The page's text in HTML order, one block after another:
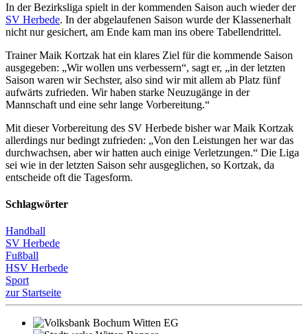
In der Bezirksliga spielt in der kommenden Saison auch wieder der
SV Herbede. In der abgelaufenen Saison wurde der Klassenerhalt
nicht nur gesichert, am Ende kam man ins obere Tabellendrittel.
Trainer Maik Kortzak hat ein klares Ziel für die kommende Saison
ausgegeben: „Wir wollen uns verbessern“, sagt er, „in der letzten
Saison waren wir Sechster, also sind wir mit allem ab Platz fünf
aufwärts zufrieden. Wir haben starke Neuzugänge in der
Mannschaft und eine sehr lange Vorbereitung.“
Mit dieser Vorbereitung des SV Herbede bisher war Maik Kortzak
allerdings nur bedingt zufrieden: „Von den Leistungen her war das
durchwachsen, aber wir hatten auch einige Verletzungen.“ Die Liga
sei wie in der letzten Saison sehr ausgeglichen, so Kortzak, da
entscheide oft die Tagesform.
Schlagwörter
Handball
SV Herbede
Fußball
HSV Herbede
Sport
zur Startseite